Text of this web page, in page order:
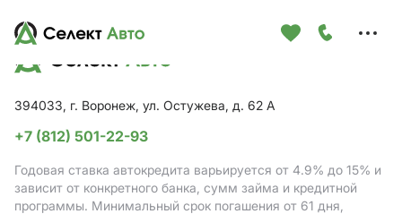
394033, г. Воронеж, ул. Остужева, д. 62 А
+7 (812) 501-22-93
Годовая ставка автокредита варьируется от 4.9% до 15% и
зависит от конкретного банка, сумм займа и кредитной
программы. Минимальный срок погашения от 61 дня,